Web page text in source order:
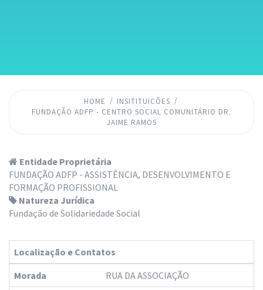
HOME
INSITITUICÕES
FUNDAÇÃO ADFP - CENTRO SOCIAL COMUNITÁRIO DR.
JAIME RAMOS
Entidade Proprietária
FUNDAÇÃO ADFP - ASSISTÊNCIA, DESENVOLVIMENTO E
FORMAÇÃO PROFISSIONAL
Natureza Jurídica
Fundação de Solidariedade Social
Localização e Contatos
Morada
RUA DA ASSOCIAÇÃO